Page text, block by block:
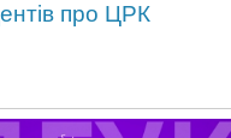
про ЦРК